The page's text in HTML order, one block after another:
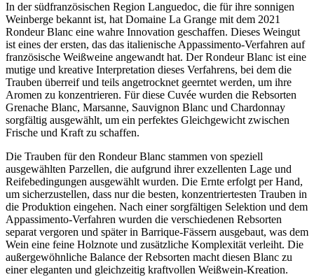
In der südfranzösischen Region Languedoc, die für ihre sonnigen
Weinberge bekannt ist, hat Domaine La Grange mit dem 2021
Rondeur Blanc eine wahre Innovation geschaffen. Dieses Weingut
ist eines der ersten, das das italienische Appassimento-Verfahren auf
französische Weißweine angewandt hat. Der Rondeur Blanc ist eine
mutige und kreative Interpretation dieses Verfahrens, bei dem die
Trauben überreif und teils angetrocknet geerntet werden, um ihre
Aromen zu konzentrieren. Für diese Cuvée wurden die Rebsorten
Grenache Blanc, Marsanne, Sauvignon Blanc und Chardonnay
sorgfältig ausgewählt, um ein perfektes Gleichgewicht zwischen
Frische und Kraft zu schaffen.
Die Trauben für den Rondeur Blanc stammen von speziell
ausgewählten Parzellen, die aufgrund ihrer exzellenten Lage und
Reifebedingungen ausgewählt wurden. Die Ernte erfolgt per Hand,
um sicherzustellen, dass nur die besten, konzentriertesten Trauben in
die Produktion eingehen. Nach einer sorgfältigen Selektion und dem
Appassimento-Verfahren wurden die verschiedenen Rebsorten
separat vergoren und später in Barrique-Fässern ausgebaut, was dem
Wein eine feine Holznote und zusätzliche Komplexität verleiht. Die
außergewöhnliche Balance der Rebsorten macht diesen Blanc zu
einer eleganten und gleichzeitig kraftvollen Weißwein-Kreation.